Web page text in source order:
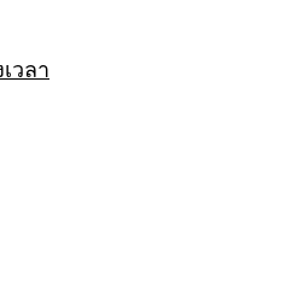
วลา